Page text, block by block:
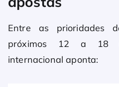
Entre as prioridades
próximos 12 a 18
internacional aponta: